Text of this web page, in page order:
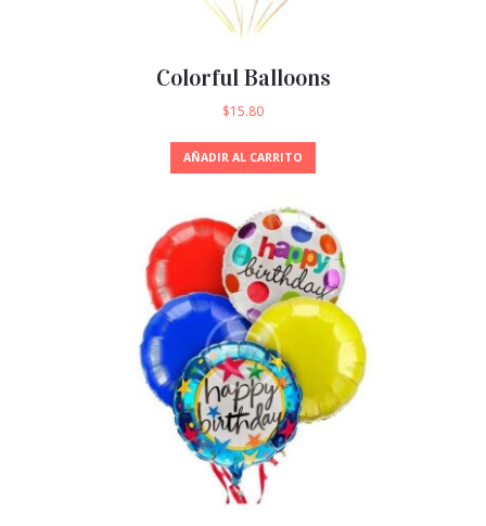
Colorful Balloons
$15.80
AÑADIR AL CARRITO